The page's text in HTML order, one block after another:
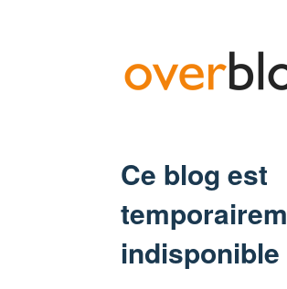
Ce blog est
indisponible